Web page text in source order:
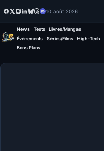
10 août 2026
News Tests
Livres/Mangas
Événements
Séries/Films
High-Tech
Bons Plans